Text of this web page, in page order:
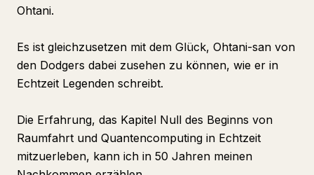
Ohtani.
Es ist gleichzusetzen mit dem Glück, Ohtani-san von
den Dodgers dabei zusehen zu können, wie er in
Echtzeit Legenden schreibt.
Die Erfahrung, das Kapitel Null des Beginns von
Raumfahrt und Quantencomputing in Echtzeit
mitzuerleben, kann ich in 50 Jahren meinen